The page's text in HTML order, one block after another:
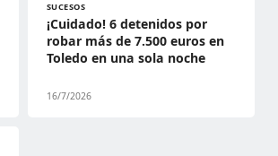
SUCESOS
¡Cuidado! 6 detenidos por
robar más de 7.500 euros en
Toledo en una sola noche
16/7/2026